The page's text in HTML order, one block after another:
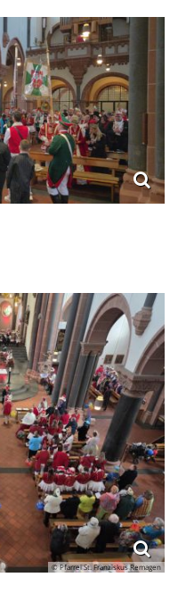
© Pfarrei St. Franziskus Remagen